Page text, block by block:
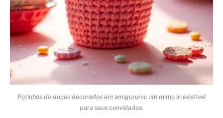
Potinhos de doces decorados em amigurumi: um mimo irresistível
para seus convidados.